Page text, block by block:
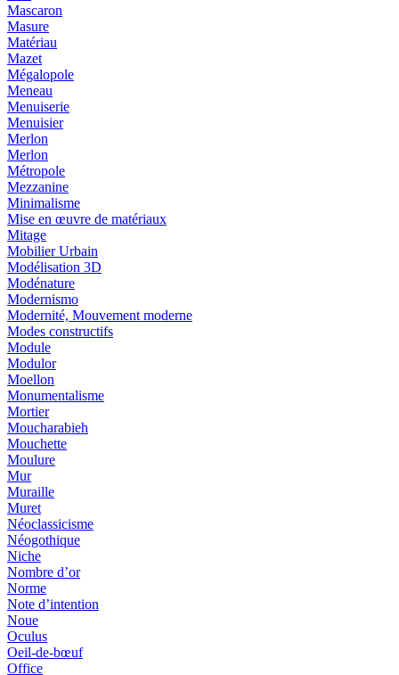
Mascaron
Masure
Matériau
Mazet
Mégalopole
Meneau
Menuiserie
Menuisier
Merlon
Merlon
Métropole
Mezzanine
Minimalisme
Mise en œuvre de matériaux
Mitage
Mobilier Urbain
Modélisation 3D
Modénature
Modernismo
Modernité, Mouvement moderne
Modes constructifs
Module
Modulor
Moellon
Monumentalisme
Mortier
Moucharabieh
Mouchette
Moulure
Mur
Muraille
Muret
Néoclassicisme
Néogothique
Niche
Nombre d’or
Norme
Note d’intention
Noue
Oculus
Oeil-de-bœuf
Office